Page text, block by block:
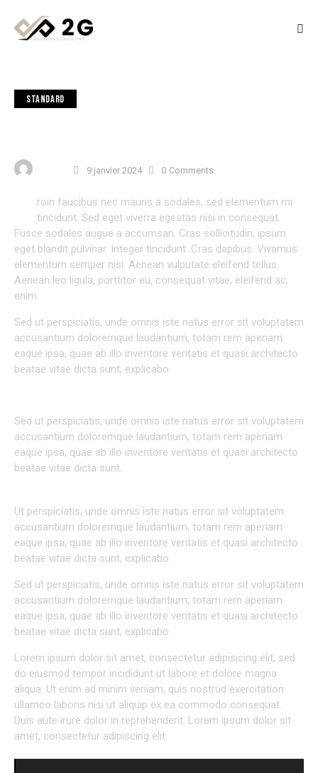
STANDARD
9 janvier 2024 0 Comments
roin faucibus nec mauris a sodales, sed elementum mi
tincidunt. Sed eget viverra egestas nisi in consequat.
Fusce sodales augue a accumsan. Cras sollicitudin, ipsum
eget blandit pulvinar. Integer tincidunt. Cras dapibus. Vivamus
elementum semper nisi. Aenean vulputate eleifend tellus.
Aenean leo ligula, porttitor eu, consequat vitae, eleifend ac,
enim.
Sed ut perspiciatis, unde omnis iste natus error sit voluptatem
accusantium doloremque laudantium, totam rem aperiam
eaque ipsa, quae ab illo inventore veritatis et quasi architecto
beatae vitae dicta sunt, explicabo.
Sed ut perspiciatis, unde omnis iste natus error sit voluptatem
accusantium doloremque laudantium, totam rem aperiam
eaque ipsa, quae ab illo inventore veritatis et quasi architecto
beatae vitae dicta sunt.
Ut perspiciatis, unde omnis iste natus error sit voluptatem
accusantium doloremque laudantium, totam rem aperiam
eaque ipsa, quae ab illo inventore veritatis et quasi architecto
beatae vitae dicta sunt, explicabo.
Sed ut perspiciatis, unde omnis iste natus error sit voluptatem
accusantium doloremque laudantium, totam rem aperiam
eaque ipsa, quae ab illo inventore veritatis et quasi architecto
beatae vitae dicta sunt, explicabo.
Lorem ipsum dolor sit amet, consectetur adipisicing elit, sed
do eiusmod tempor incididunt ut labore et dolore magna
aliqua. Ut enim ad minim veniam, quis nostrud exercitation
ullamco laboris nisi ut aliquip ex ea commodo consequat.
Duis aute irure dolor in reprehenderit. Lorem ipsum dolor sit
amet, consectetur adipiscing elit.